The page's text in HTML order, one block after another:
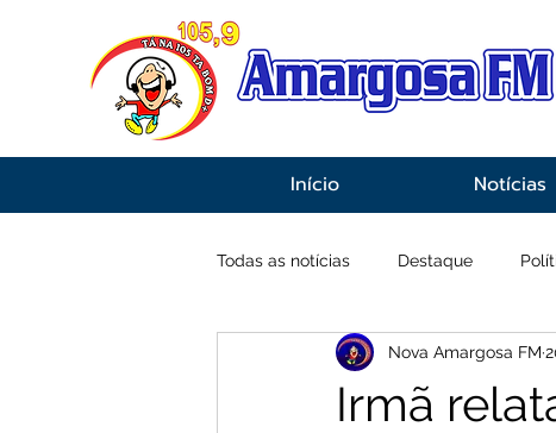
Início Notícias
Todas as notícias Destaque
Economia Esportes
Irmã
Nova Amargosa FM